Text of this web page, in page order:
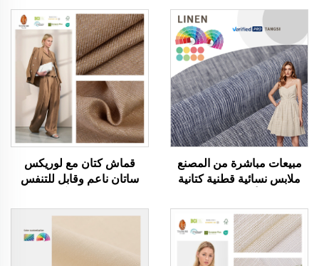
مبيعات مباشرة من المصنع
ملابس نسائية قطنية كتانية
بخيوط ألوان زاهية بلوزات
تيشيرت فساتين قماش
مجدول مطاطي
قماش كتان مع لوريكس
ساتان ناعم وقابل للتنفس
البشرة أقمشة ملابس للرجال
الملابس